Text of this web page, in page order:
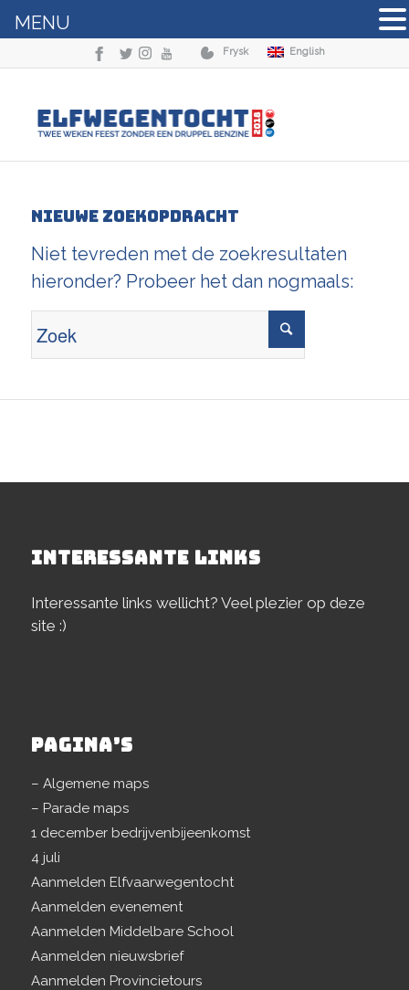
Frysk English
Nieuwe zoekopdracht
Niet tevreden met de zoekresultaten
hieronder? Probeer het dan nogmaals:
INTERESSANTE LINKS
Interessante links wellicht? Veel plezier op deze
site :)
PAGINA’S
– Algemene maps
– Parade maps
1 december bedrijvenbijeenkomst
4 juli
Aanmelden Elfvaarwegentocht
Aanmelden evenement
Aanmelden Middelbare School
Aanmelden nieuwsbrief
Aanmelden Provincietours
MENU